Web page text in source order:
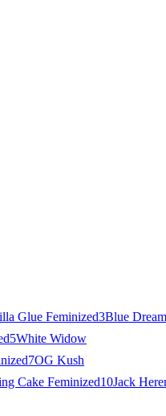
Glue Feminized3Blue Dream
5White Widow
7OG Kush
Cake Feminized10Jack